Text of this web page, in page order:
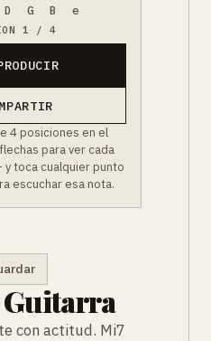
D G B e
1 / 4
4 posiciones en el
para ver cada
toca cualquier punto
escuchar esa nota.
con actitud. Mi7